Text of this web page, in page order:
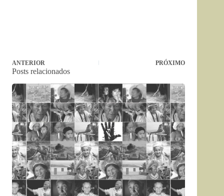
ANTERIOR PRÓXIMO
Posts relacionados